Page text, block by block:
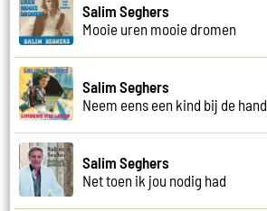
Salim Seghers
Mooie uren mooie dromen
Salim Seghers
Neem eens een kind bij de hand
Salim Seghers
Net toen ik jou nodig had